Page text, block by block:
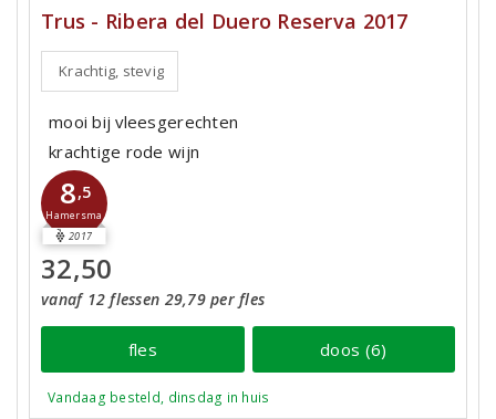
Trus - Ribera del Duero Reserva 2017
Krachtig, stevig
mooi bij vleesgerechten
krachtige rode wijn
8,5
Hamersma
2017
32,50
vanaf 12 flessen 29,79 per fles
fles doos (6)
Vandaag besteld, dinsdag in huis